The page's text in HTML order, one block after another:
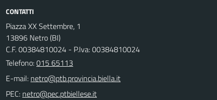
CONTATTI
Piazza XX Settembre, 1
13896 Netro (BI)
C.F. 00384810024 - P.Iva: 00384810024
Telefono:015 65113
E-mail:
PEC: